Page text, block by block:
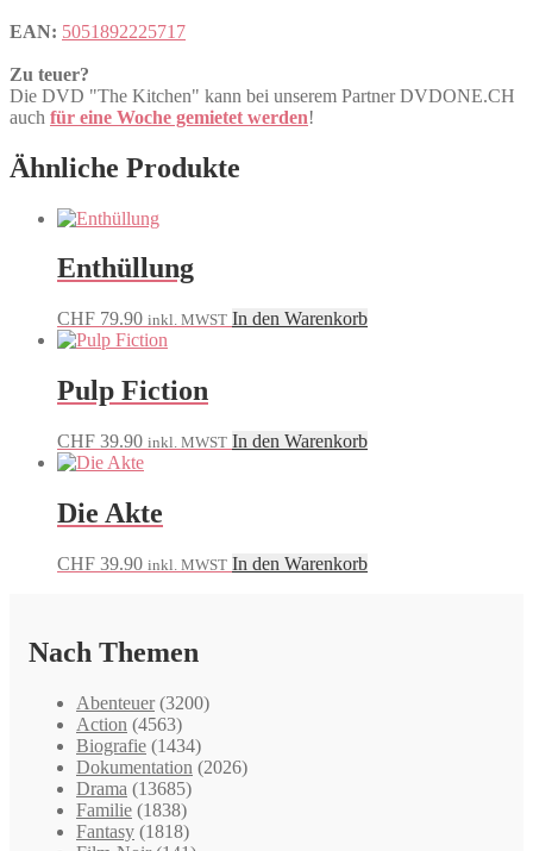
EAN: 5051892225717
Zu teuer?
Die DVD "The Kitchen" kann bei unserem Partner DVDONE.CH
auch für eine Woche gemietet werden!
Ähnliche Produkte
Enthüllung
CHF 79.90 inkl. MWST In den Warenkorb
Pulp Fiction
CHF 39.90 inkl. MWST In den Warenkorb
Die Akte
CHF 39.90 inkl. MWST In den Warenkorb
Nach Themen
Abenteuer (3200)
Action (4563)
Biografie (1434)
Dokumentation (2026)
Drama (13685)
Familie (1838)
Fantasy (1818)